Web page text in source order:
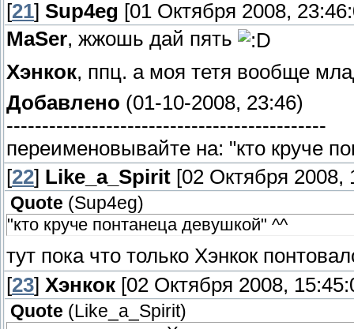
[21] Sup4eg [01 Октября 2008,
MaSer, жжошь дай пять
Хэнкок, ппц. а моя тетя вообще
Добавлено (01-10-2008, 23:46)
---------------------------------------------
переименовывайте на: "кто круче
[22] Like_a_Spirit [02 Октября 2008,
Quote (Sup4eg)
"кто круче понтанеца девушкой" ^^
тут пока что только Хэнкок
[23] Хэнкок [02 Октября 2008,
Quote ( Like_a_Spirit)